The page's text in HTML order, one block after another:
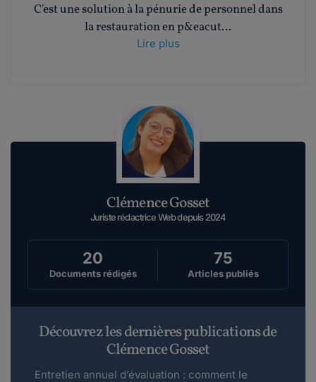
C'est une solution à la pénurie de personnel dans
la restauration en p&eacut...
Lire plus
Clémence Gosset
Juriste rédactrice Web depuis 2024
20
Documents rédigés
75
Articles publiés
Découvrez les dernières publications de
Clémence Gosset
Entretien annuel d’évaluation : comment le